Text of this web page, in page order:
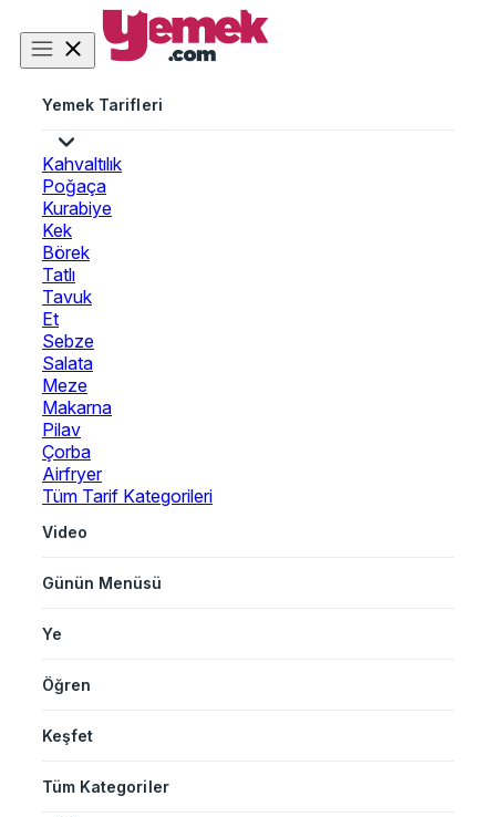
Yemek Tarifleri
Kahvaltılık
Poğaça
Kurabiye
Kek
Börek
Tatlı
Tavuk
Et
Sebze
Salata
Meze
Makarna
Pilav
Çorba
Airfryer
Tüm Tarif Kategorileri
Video
Günün Menüsü
Ye
Öğren
Keşfet
Tüm Kategoriler